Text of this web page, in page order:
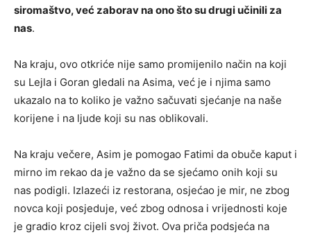
siromaštvo, već zaborav na ono što su drugi učinili za
nas.
Na kraju, ovo otkriće nije samo promijenilo način na koji
su Lejla i Goran gledali na Asima, već je i njima samo
ukazalo na to koliko je važno sačuvati sjećanje na naše
korijene i na ljude koji su nas oblikovali.
Na kraju večere, Asim je pomogao Fatimi da obuče kaput i
mirno im rekao da je važno da se sjećamo onih koji su
nas podigli. Izlazeći iz restorana, osjećao je mir, ne zbog
novca koji posjeduje, već zbog odnosa i vrijednosti koje
je gradio kroz cijeli svoj život. Ova priča podsjeća na